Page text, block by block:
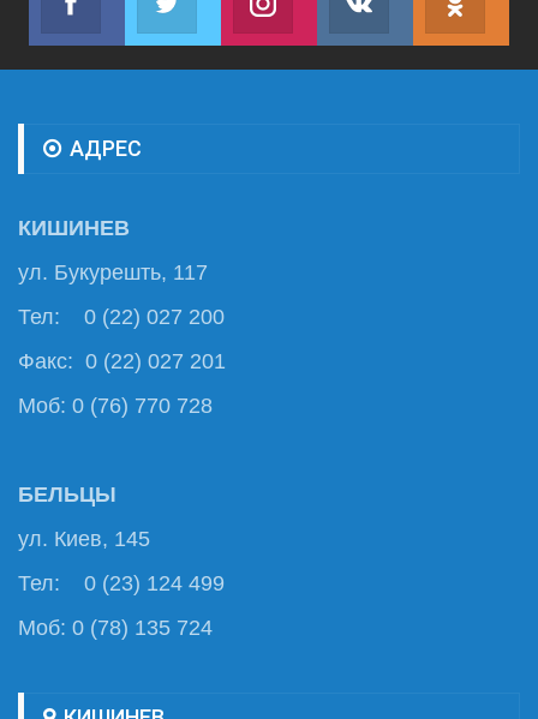
Join us on FacebookJoin us on TwitterJoin us on InstagramJoin us on VK
АДРЕС
КИШИНЕВ
ул. Букурешть, 117
Тел: 0 (22) 027 200
Факс: 0 (22) 027 201
Моб: 0 (76) 770 728
БЕЛЬЦЫ
ул. Киев, 145
Тел: 0 (23) 124 499
Моб: 0 (78) 135 724